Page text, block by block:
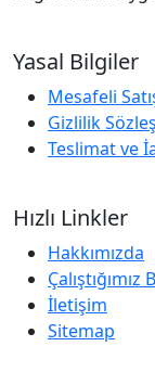
Yasal Bilgiler
Mesafeli
Gizlilik
Teslimat ve
Hızlı Linkler
Hakkımızda
İletişim
Sitemap